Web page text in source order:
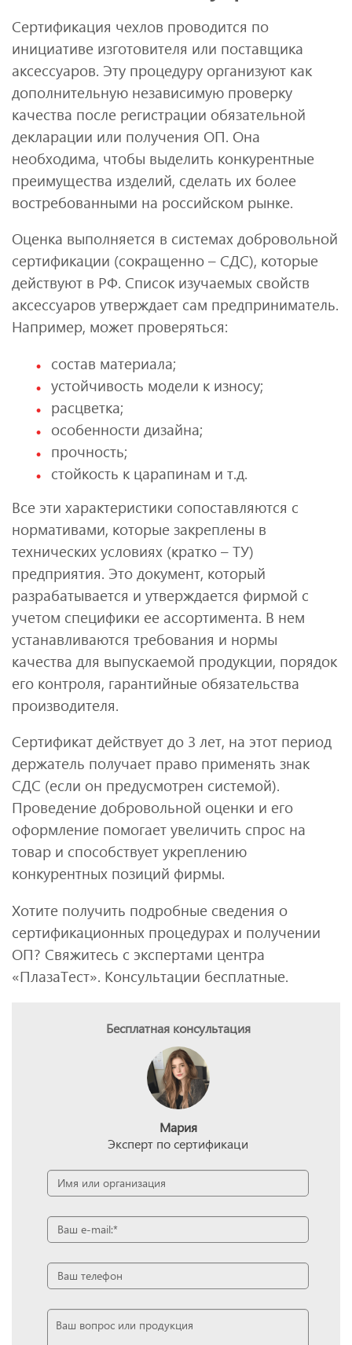
Сертификация чехлов проводится по
инициативе изготовителя или поставщика
аксессуаров. Эту процедуру организуют как
дополнительную независимую проверку
качества после регистрации обязательной
декларации или получения ОП. Она
необходима, чтобы выделить конкурентные
преимущества изделий, сделать их более
востребованными на российском рынке.
Оценка выполняется в системах добровольной
сертификации (сокращенно – СДС), которые
действуют в РФ. Список изучаемых свойств
аксессуаров утверждает сам предприниматель.
Например, может проверяться:
состав материала;
устойчивость модели к износу;
расцветка;
особенности дизайна;
прочность;
стойкость к царапинам и т.д.
Все эти характеристики сопоставляются с
нормативами, которые закреплены в
технических условиях (кратко – ТУ)
предприятия. Это документ, который
разрабатывается и утверждается фирмой с
учетом специфики ее ассортимента. В нем
устанавливаются требования и нормы
качества для выпускаемой продукции, порядок
его контроля, гарантийные обязательства
производителя.
Сертификат действует до 3 лет, на этот период
держатель получает право применять знак
СДС (если он предусмотрен системой).
Проведение добровольной оценки и его
оформление помогает увеличить спрос на
товар и способствует укреплению
конкурентных позиций фирмы.
Хотите получить подробные сведения о
сертификационных процедурах и получении
ОП? Свяжитесь с экспертами центра
«ПлазаТест». Консультации бесплатные.
Бесплатная консультация
Мария
Эксперт по сертификаци